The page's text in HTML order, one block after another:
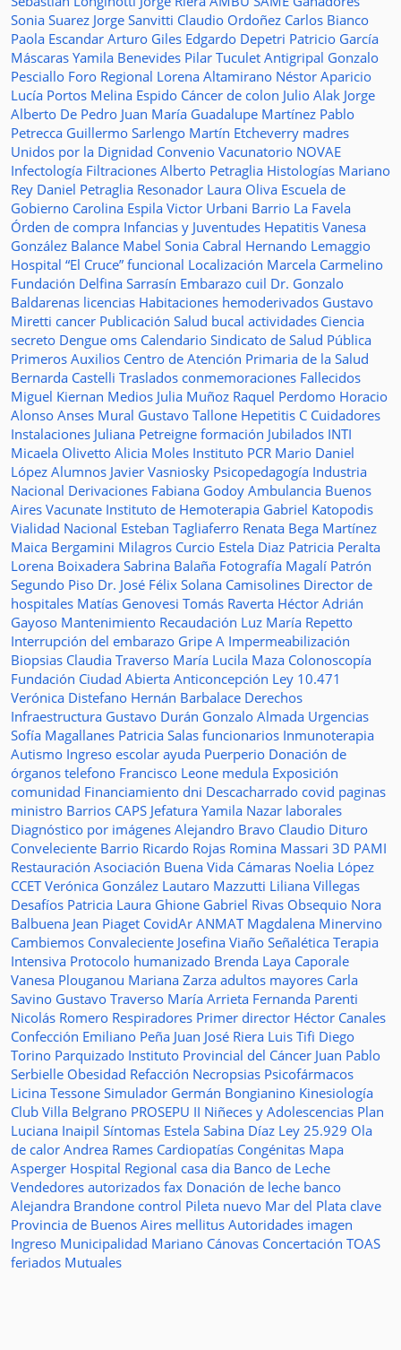
Sonia Suarez Jorge Sanvitti Claudio Ordoñez Carlos Bianco
Paola Escandar Arturo Giles Edgardo Depetri Patricio García
Máscaras Yamila Benevides Pilar Tuculet Antigripal Gonzalo
Pesciallo Foro Regional Lorena Altamirano Néstor Aparicio
Lucía Portos Melina Espido Cáncer de colon Julio Alak Jorge
Alberto De Pedro Juan María Guadalupe Martínez Pablo
Petrecca Guillermo Sarlengo Martín Etcheverry madres
Unidos por la Dignidad Convenio Vacunatorio NOVAE
Infectología Filtraciones Alberto Petraglia Histologías Mariano
Rey Daniel Petraglia Resonador Laura Oliva Escuela de
Gobierno Carolina Espila Victor Urbani Barrio La Favela
Órden de compra Infancias y Juventudes Hepatitis Vanesa
González Balance Mabel Sonia Cabral Hernando Lemaggio
Hospital “El Cruce” funcional Localización Marcela Carmelino
Fundación Delfina Sarrasín Embarazo cuil Dr. Gonzalo
Baldarenas licencias Habitaciones hemoderivados Gustavo
Miretti cancer Publicación Salud bucal actividades Ciencia
secreto Dengue oms Calendario Sindicato de Salud Pública
Primeros Auxilios Centro de Atención Primaria de la Salud
Bernarda Castelli Traslados conmemoraciones Fallecidos
Miguel Kiernan Medios Julia Muñoz Raquel Perdomo Horacio
Alonso Anses Mural Gustavo Tallone Hepetitis C Cuidadores
Instalaciones Juliana Petreigne formación Jubilados INTI
Micaela Olivetto Alicia Moles Instituto PCR Mario Daniel
López Alumnos Javier Vasniosky Psicopedagogía Industria
Nacional Derivaciones Fabiana Godoy Ambulancia Buenos
Aires Vacunate Instituto de Hemoterapia Gabriel Katopodis
Vialidad Nacional Esteban Tagliaferro Renata Bega Martínez
Maica Bergamini Milagros Curcio Estela Diaz Patricia Peralta
Lorena Boixadera Sabrina Balaña Fotografía Magalí Patrón
Segundo Piso Dr. José Félix Solana Camisolines Director de
hospitales Matías Genovesi Tomás Raverta Héctor Adrián
Gayoso Mantenimiento Recaudación Luz María Repetto
Interrupción del embarazo Gripe A Impermeabilización
Biopsias Claudia Traverso María Lucila Maza Colonoscopía
Fundación Ciudad Abierta Anticoncepción Ley 10.471
Verónica Distefano Hernán Barbalace Derechos
Infraestructura Gustavo Durán Gonzalo Almada Urgencias
Sofía Magallanes Patricia Salas funcionarios Inmunoterapia
Autismo Ingreso escolar ayuda Puerperio Donación de
órganos telefono Francisco Leone medula Exposición
comunidad Financiamiento dni Descacharrado covid paginas
ministro Barrios CAPS Jefatura Yamila Nazar laborales
Diagnóstico por imágenes Alejandro Bravo Claudio Dituro
Conveleciente Barrio Ricardo Rojas Romina Massari 3D PAMI
Restauración Asociación Buena Vida Cámaras Noelia López
CCETVerónica González Lautaro Mazzutti Liliana Villegas
Desafíos Patricia Laura Ghione Gabriel Rivas Obsequio Nora
Balbuena Jean Piaget CovidAr ANMAT Magdalena Minervino
Cambiemos Convaleciente Josefina Viaño Señalética Terapia
Intensiva Protocolo humanizado Brenda Laya Caporale
Vanesa Plouganou Mariana Zarza adultos mayores Carla
Savino Gustavo Traverso María Arrieta Fernanda Parenti
Nicolás Romero Respiradores Primer director Héctor Canales
Confección Emiliano Peña Juan José Riera Luis Tifi Diego
Torino Parquizado Instituto Provincial del Cáncer Juan Pablo
Serbielle Obesidad Refacción Necropsias Psicofármacos
Licina Tessone Simulador Germán Bongianino Kinesiología
Club Villa Belgrano PROSEPU II Niñeces y Adolescencias Plan
Luciana Inaipil Síntomas Estela Sabina Díaz Ley 25.929 Ola
de calor Andrea Rames Cardiopatías Congénitas Mapa
Asperger Hospital Regional casa dia Banco de Leche
Vendedores autorizados fax Donación de leche banco
Alejandra Brandone control Pileta nuevo Mar del Plata clave
Provincia de Buenos Aires mellitus Autoridades imagen
Ingreso Municipalidad Mariano Cánovas Concertación TOAS
feriados Mutuales